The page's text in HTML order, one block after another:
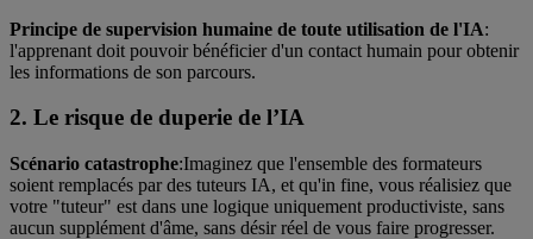
Principe de supervision humaine de toute utilisation de l'IA:
l'apprenant doit pouvoir bénéficier d'un contact humain pour obtenir
les informations de son parcours.
2. Le risque de duperie de l’IA
Scénario catastrophe:Imaginez que l'ensemble des formateurs
soient remplacés par des tuteurs IA, et qu'in fine, vous réalisiez que
votre "tuteur" est dans une logique uniquement productiviste, sans
aucun supplément d'âme, sans désir réel de vous faire progresser.